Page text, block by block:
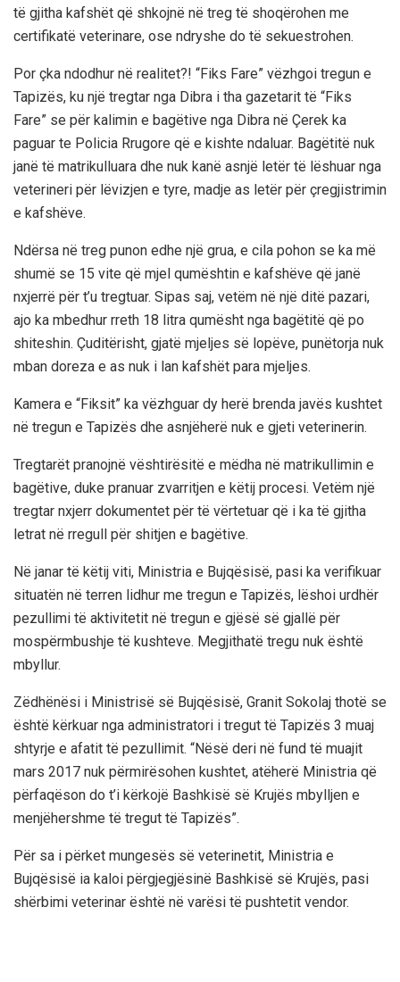
të gjitha kafshët që shkojnë në treg të shoqërohen me
certifikatë veterinare, ose ndryshe do të sekuestrohen.
Por çka ndodhur në realitet?! “Fiks Fare” vëzhgoi tregun e
Tapizës, ku një tregtar nga Dibra i tha gazetarit të “Fiks
Fare” se për kalimin e bagëtive nga Dibra në Çerek ka
paguar te Policia Rrugore që e kishte ndaluar. Bagëtitë nuk
janë të matrikulluara dhe nuk kanë asnjë letër të lëshuar nga
veterineri për lëvizjen e tyre, madje as letër për çregjistrimin
e kafshëve.
Ndërsa në treg punon edhe një grua, e cila pohon se ka më
shumë se 15 vite që mjel qumështin e kafshëve që janë
nxjerrë për t’u tregtuar. Sipas saj, vetëm në një ditë pazari,
ajo ka mbedhur rreth 18 litra qumësht nga bagëtitë që po
shiteshin. Çuditërisht, gjatë mjeljes së lopëve, punëtorja nuk
mban doreza e as nuk i lan kafshët para mjeljes.
Kamera e “Fiksit” ka vëzhguar dy herë brenda javës kushtet
në tregun e Tapizës dhe asnjëherë nuk e gjeti veterinerin.
Tregtarët pranojnë vështirësitë e mëdha në matrikullimin e
bagëtive, duke pranuar zvarritjen e këtij procesi. Vetëm një
tregtar nxjerr dokumentet për të vërtetuar që i ka të gjitha
letrat në rregull për shitjen e bagëtive.
Në janar të këtij viti, Ministria e Bujqësisë, pasi ka verifikuar
situatën në terren lidhur me tregun e Tapizës, lëshoi urdhër
pezullimi të aktivitetit në tregun e gjësë së gjallë për
mospërmbushje të kushteve. Megjithatë tregu nuk është
mbyllur.
Zëdhënësi i Ministrisë së Bujqësisë, Granit Sokolaj thotë se
është kërkuar nga administratori i tregut të Tapizës 3 muaj
shtyrje e afatit të pezullimit. “Nësë deri në fund të muajit
mars 2017 nuk përmirësohen kushtet, atëherë Ministria që
përfaqëson do t’i kërkojë Bashkisë së Krujës mbylljen e
menjëhershme të tregut të Tapizës”.
Për sa i përket mungesës së veterinetit, Ministria e
Bujqësisë ia kaloi përgjegjësinë Bashkisë së Krujës, pasi
shërbimi veterinar është në varësi të pushtetit vendor.